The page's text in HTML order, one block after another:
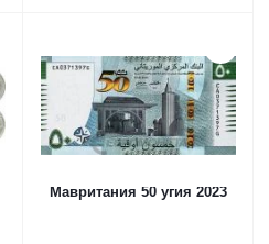
Мавритания 50 угия 2023